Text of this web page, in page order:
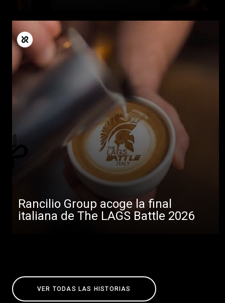
Rancilio Group acoge la final
italiana de The LAGS Battle 2026
VER TODAS LAS HISTORIAS